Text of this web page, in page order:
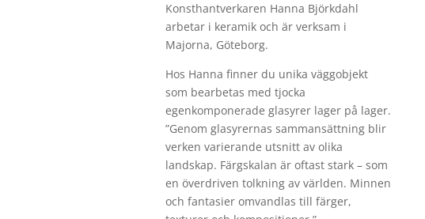
Konsthantverkaren Hanna Björkdahl
arbetar i keramik och är verksam i
Majorna, Göteborg.
Hos Hanna finner du unika väggobjekt
som bearbetas med tjocka
egenkomponerade glasyrer lager på lager.
”Genom glasyrernas sammansättning blir
verken varierande utsnitt av olika
landskap. Färgskalan är oftast stark – som
en överdriven tolkning av världen. Minnen
och fantasier omvandlas till färger,